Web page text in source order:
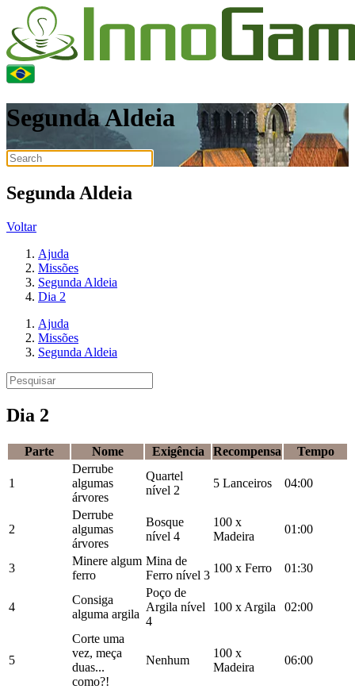
Segunda Aldeia
Segunda Aldeia
Voltar
Ajuda
Missões
Segunda Aldeia
Dia 2
Ajuda
Missões
Segunda Aldeia
Dia 2
Parte Nome Exigência Recompensa Tempo
1
Derrube
algumas
árvores
Quartel
nível 2
5 Lanceiros 04:00
2
Derrube
algumas
árvores
Bosque
nível 4
100 x
Madeira
01:00
3
Minere algum
ferro
Mina de
Ferro nível 3
100 x Ferro 01:30
4
Consiga
alguma argila
Poço de
Argila nível
4
100 x Argila 02:00
5
Corte uma
vez, meça
duas...
como?!
Nenhum
100 x
Madeira
06:00